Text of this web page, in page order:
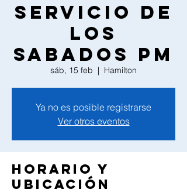
Servicio de
los
Sabados PM
sáb, 15 feb
  |
Hamilton
Ya no es posible registrarse
Ver otros eventos
Horario y
ubicación